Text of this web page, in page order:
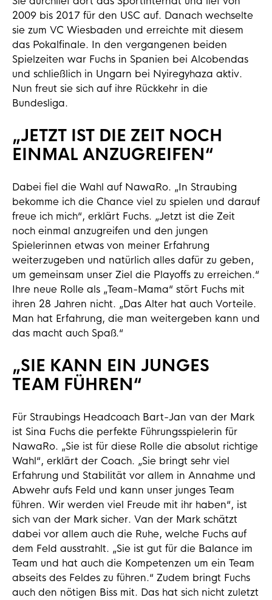
2009 bis 2017 für den USC auf. Danach wechselte
sie zum VC Wiesbaden und erreichte mit diesem
das Pokalfinale. In den vergangenen beiden
Spielzeiten war Fuchs in Spanien bei Alcobendas
und schließlich in Ungarn bei Nyiregyhaza aktiv.
Nun freut sie sich auf ihre Rückkehr in die
Bundesliga.
„JETZT IST DIE ZEIT NOCH
EINMAL ANZUGREIFEN“
Dabei fiel die Wahl auf NawaRo. „In Straubing
bekomme ich die Chance viel zu spielen und darauf
freue ich mich“, erklärt Fuchs. „Jetzt ist die Zeit
noch einmal anzugreifen und den jungen
Spielerinnen etwas von meiner Erfahrung
weiterzugeben und natürlich alles dafür zu geben,
um gemeinsam unser Ziel die Playoffs zu erreichen.“
Ihre neue Rolle als „Team-Mama“ stört Fuchs mit
ihren 28 Jahren nicht. „Das Alter hat auch Vorteile.
Man hat Erfahrung, die man weitergeben kann und
das macht auch Spaß.“
„SIE KANN EIN JUNGES
TEAM FÜHREN“
Für Straubings Headcoach Bart-Jan van der Mark
ist Sina Fuchs die perfekte Führungsspielerin für
NawaRo. „Sie ist für diese Rolle die absolut richtige
Wahl“, erklärt der Coach. „Sie bringt sehr viel
Erfahrung und Stabilität vor allem in Annahme und
Abwehr aufs Feld und kann unser junges Team
führen. Wir werden viel Freude mit ihr haben“, ist
sich van der Mark sicher. Van der Mark schätzt
dabei vor allem auch die Ruhe, welche Fuchs auf
dem Feld ausstrahlt. „Sie ist gut für die Balance im
Team und hat auch die Kompetenzen um ein Team
abseits des Feldes zu führen.“ Zudem bringt Fuchs
auch den nötigen Biss mit. Das hat sich nicht zuletzt